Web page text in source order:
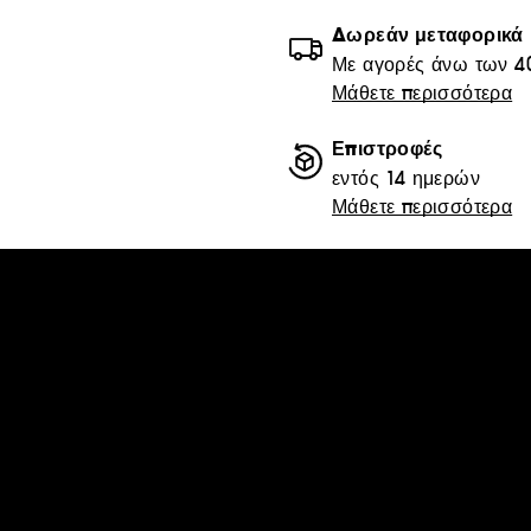
Δωρεάν μεταφορικά
Με αγορές άνω των
Μάθετε περισσότερα
Επιστροφές
εντός 14 ημερών
Μάθετε περισσότερα